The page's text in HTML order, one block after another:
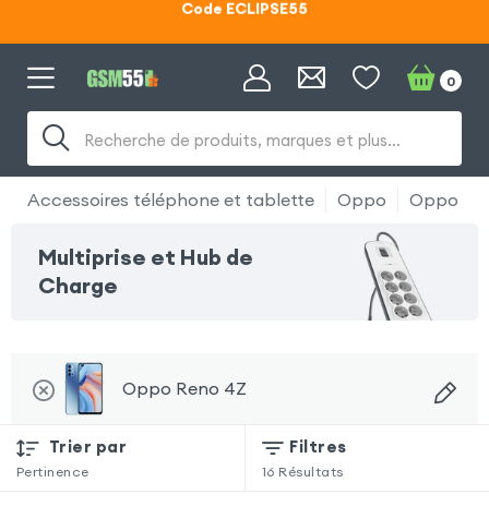
Code ECLIPSE55
Recherche de produits, marques et plus…
0
Accessoires téléphone et tablette Oppo Oppo
Multiprise et Hub de
Charge
Oppo Reno 4Z
Trier par
Pertinence
Filtres
16 Résultats